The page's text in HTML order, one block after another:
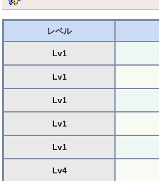
レベル
Lv1
Lv1
Lv1
Lv1
Lv1
Lv4